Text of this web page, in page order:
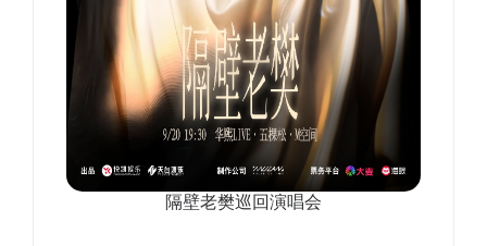
隔壁老樊巡回演唱会